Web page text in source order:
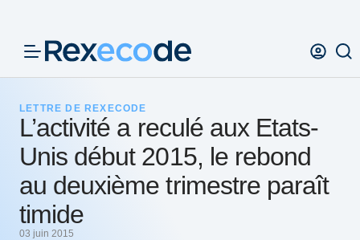
LETTRE DE REXECODE
L’activité a reculé aux Etats-
Unis début 2015, le rebond
au deuxième trimestre paraît
timide
03 juin 2015